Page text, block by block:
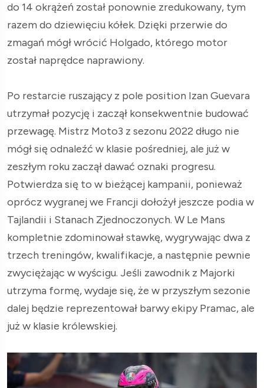
do 14 okrążeń został ponownie zredukowany, tym
razem do dziewięciu kółek. Dzięki przerwie do
zmagań mógł wrócić Holgado, którego motor
został naprędce naprawiony.
Po restarcie ruszający z pole position Izan Guevara
utrzymał pozycję i zaczął konsekwentnie budować
przewagę. Mistrz Moto3 z sezonu 2022 długo nie
mógł się odnaleźć w klasie pośredniej, ale już w
zeszłym roku zaczął dawać oznaki progresu.
Potwierdza się to w bieżącej kampanii, ponieważ
oprócz wygranej we Francji dołożył jeszcze podia w
Tajlandii i Stanach Zjednoczonych. W Le Mans
kompletnie zdominował stawkę, wygrywając dwa z
trzech treningów, kwalifikacje, a następnie pewnie
zwyciężając w wyścigu. Jeśli zawodnik z Majorki
utrzyma formę, wydaje się, że w przyszłym sezonie
dalej będzie reprezentował barwy ekipy Pramac, ale
już w klasie królewskiej.